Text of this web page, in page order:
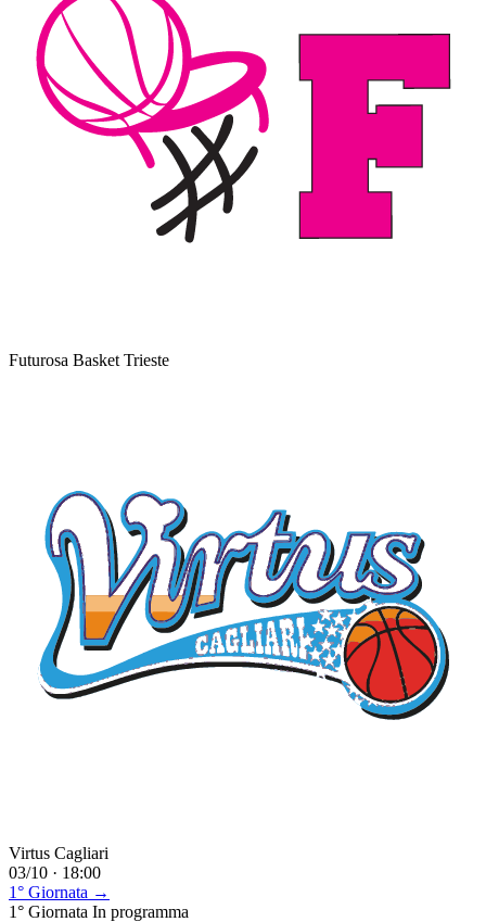
Futurosa Basket Trieste
Virtus Cagliari
03/10 · 18:00
1° Giornata →
1° Giornata In programma